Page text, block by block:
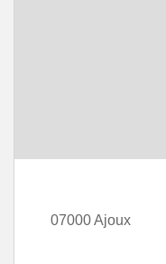
07000 Ajoux